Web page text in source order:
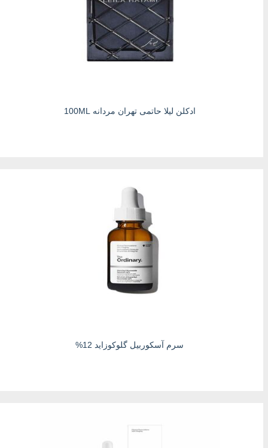
ادکلن لیلا حاتمی تهران مردانه 100ML
سرم آسکوربیل گلوکوزاید 12%